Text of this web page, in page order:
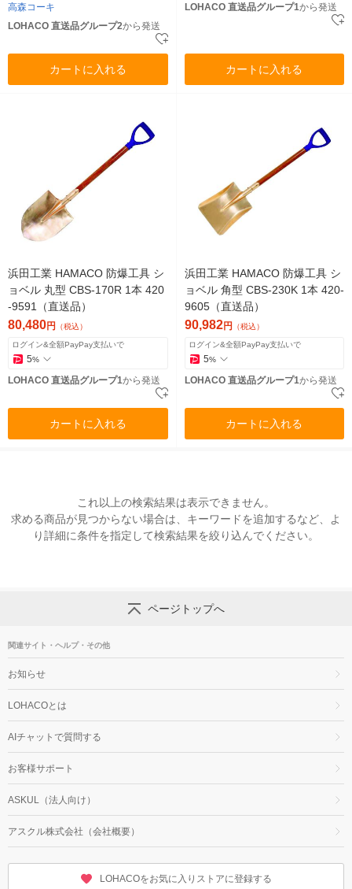
高森コーキ
LOHACO 直送品グループ2から発送
カートに入れる
LOHACO 直送品グループ1から発送
カートに入れる
浜田工業 HAMACO 防爆工具 シ
ョベル 丸型 CBS-170R 1本 420
-9591（直送品）
80,480円 （税込）
ログイン&全額PayPay支払いで
5%
LOHACO 直送品グループ1から発送
カートに入れる
浜田工業 HAMACO 防爆工具 シ
ョベル 角型 CBS-230K 1本 420-
9605（直送品）
90,982円 （税込）
ログイン&全額PayPay支払いで
5%
LOHACO 直送品グループ1から発送
カートに入れる
これ以上の検索結果は表示できません。
求める商品が見つからない場合は、キーワードを追加するなど、よ
り詳細に条件を指定して検索結果を絞り込んでください。
ページトップへ
関連サイト・ヘルプ・その他
お知らせ
LOHACOとは
AIチャットで質問する
お客様サポート
ASKUL（法人向け）
アスクル株式会社（会社概要）
LOHACOをお気に入りストアに登録する